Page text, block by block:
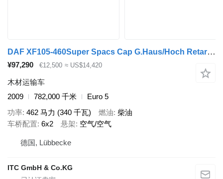
DAF XF105-460Super Spacs Cap G.Haus/Hoch Retarder
¥97,290 €12,500 ≈ US$14,420
木材运输车
2009
782,000 千米
Euro 5
功率 462 马力 (340 千瓦) 燃油 柴油
车桥配置 6x2 悬架 空气/空气
德国, Lübbecke
ITC GmbH & Co.KG